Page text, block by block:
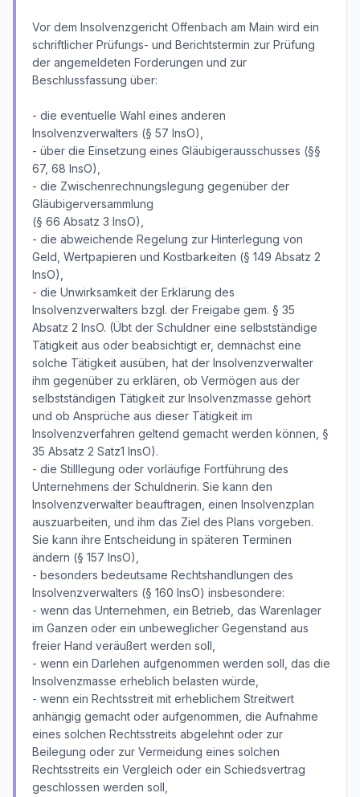
Vor dem Insolvenzgericht Offenbach am Main wird ein
schriftlicher Prüfungs- und Berichtstermin zur Prüfung
der angemeldeten Forderungen und zur
Beschlussfassung über:
- die eventuelle Wahl eines anderen
Insolvenzverwalters (§ 57 InsO),
- über die Einsetzung eines Gläubigerausschusses (§§
67, 68 InsO),
- die Zwischenrechnungslegung gegenüber der
Gläubigerversammlung
(§ 66 Absatz 3 InsO),
- die abweichende Regelung zur Hinterlegung von
Geld, Wertpapieren und Kostbarkeiten (§ 149 Absatz 2
InsO),
- die Unwirksamkeit der Erklärung des
Insolvenzverwalters bzgl. der Freigabe gem. § 35
Absatz 2 InsO. (Übt der Schuldner eine selbstständige
Tätigkeit aus oder beabsichtigt er, demnächst eine
solche Tätigkeit ausüben, hat der Insolvenzverwalter
ihm gegenüber zu erklären, ob Vermögen aus der
selbstständigen Tätigkeit zur Insolvenzmasse gehört
und ob Ansprüche aus dieser Tätigkeit im
Insolvenzverfahren geltend gemacht werden können, §
35 Absatz 2 Satz1 InsO).
- die Stilllegung oder vorläufige Fortführung des
Unternehmens der Schuldnerin. Sie kann den
Insolvenzverwalter beauftragen, einen Insolvenzplan
auszuarbeiten, und ihm das Ziel des Plans vorgeben.
Sie kann ihre Entscheidung in späteren Terminen
ändern (§ 157 InsO),
- besonders bedeutsame Rechtshandlungen des
Insolvenzverwalters (§ 160 InsO) insbesondere:
- wenn das Unternehmen, ein Betrieb, das Warenlager
im Ganzen oder ein unbeweglicher Gegenstand aus
freier Hand veräußert werden soll,
- wenn ein Darlehen aufgenommen werden soll, das die
Insolvenzmasse erheblich belasten würde,
- wenn ein Rechtsstreit mit erheblichem Streitwert
anhängig gemacht oder aufgenommen, die Aufnahme
eines solchen Rechtsstreits abgelehnt oder zur
Beilegung oder zur Vermeidung eines solchen
Rechtsstreits ein Vergleich oder ein Schiedsvertrag
geschlossen werden soll,